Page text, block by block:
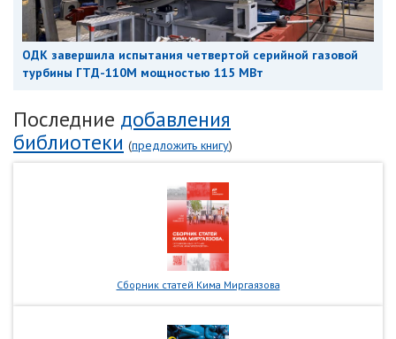
ОДК завершила испытания четвертой серийной газовой
турбины ГТД-110М мощностью 115 МВт
Последние добавления
библиотеки (предложить книгу)
Сборник статей Кима Миргаязова